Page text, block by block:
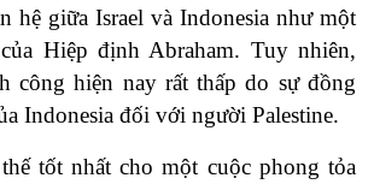
hệ giữa Israel và Indonesia như một
Hiệp định Abraham. Tuy nhiên,
công hiện nay rất thấp do sự đồng
Indonesia đối với người Palestine.
tốt nhất cho một cuộc phong tỏa